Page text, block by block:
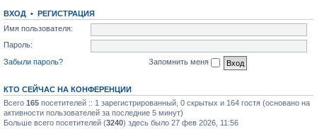
ВХОД • РЕГИСТРАЦИЯ
Имя пользователя:
Пароль:
Забыли пароль?
Запомнить меня
КТО СЕЙЧАС НА КОНФЕРЕНЦИИ
Всего 165 посетителей :: 1 зарегистрированный, 0 скрытых и 164 гостя (основано на
активности пользователей за последние 5 минут)
Больше всего посетителей (3240) здесь было 27 фев 2026, 11:56